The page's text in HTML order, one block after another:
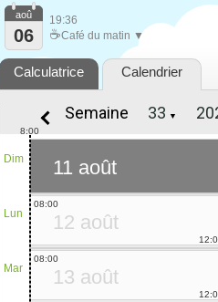
que
aoû
06
19:36
☕Café du matin ▼
Calculatrice Calendrier
Semaine ▼
Dim
Lun
Mar
8:00
11 août
12 août
08:00
13 août
08:00